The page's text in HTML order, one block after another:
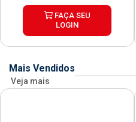
FAÇA SEU
LOGIN
Mais Vendidos
Veja mais